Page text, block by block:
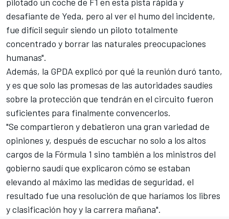
desafiante de Yeda, pero al ver el humo del incidente,
fue difícil seguir siendo un piloto totalmente
concentrado y borrar las naturales preocupaciones
humanas".
Además, la GPDA explicó por qué la reunión duró tanto,
y es que solo las promesas de las autoridades saudíes
sobre la protección que tendrán en el circuito fueron
suficientes para finalmente convencerlos.
"Se compartieron y debatieron una gran variedad de
opiniones y, después de escuchar no solo a los altos
cargos de la Fórmula 1 sino también a los ministros del
gobierno saudí que explicaron cómo se estaban
elevando al máximo las medidas de seguridad, el
resultado fue una resolución de que haríamos los libres
y clasificación hoy y la carrera mañana".